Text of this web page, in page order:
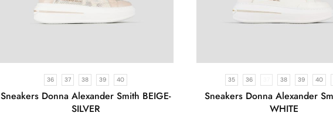
36 37 38 39 40
Sneakers Donna Alexander Smith BEIGE-
SILVER
35 36 38 39 40
Sneakers Donna Alexander
WHITE